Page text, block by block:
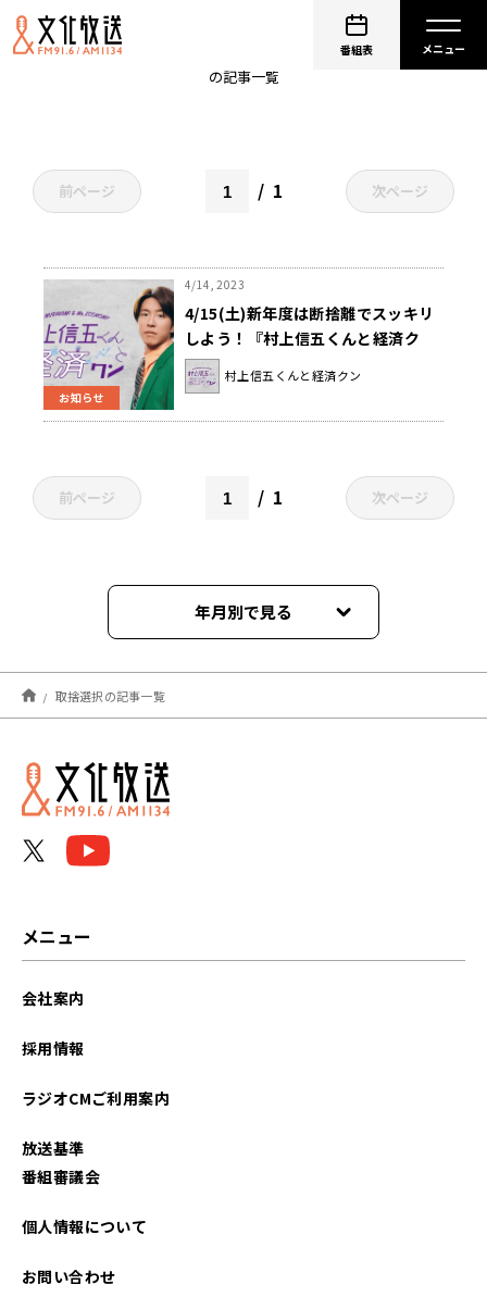
番組表
の記事一覧
前ページ 1 次ページ
お知らせ
4/14, 2023
4/15(土)新年度は断捨離でスッキリ
しよう！『村上信五くんと経済ク
ン』
村上信五くんと経済クン
前ページ 1 次ページ
年月別で見る
2023年04月
取捨選択の記事一覧
メニュー
会社案内
採用情報
ラジオCMご利用案内
放送基準
番組審議会
個人情報について
お問い合わせ